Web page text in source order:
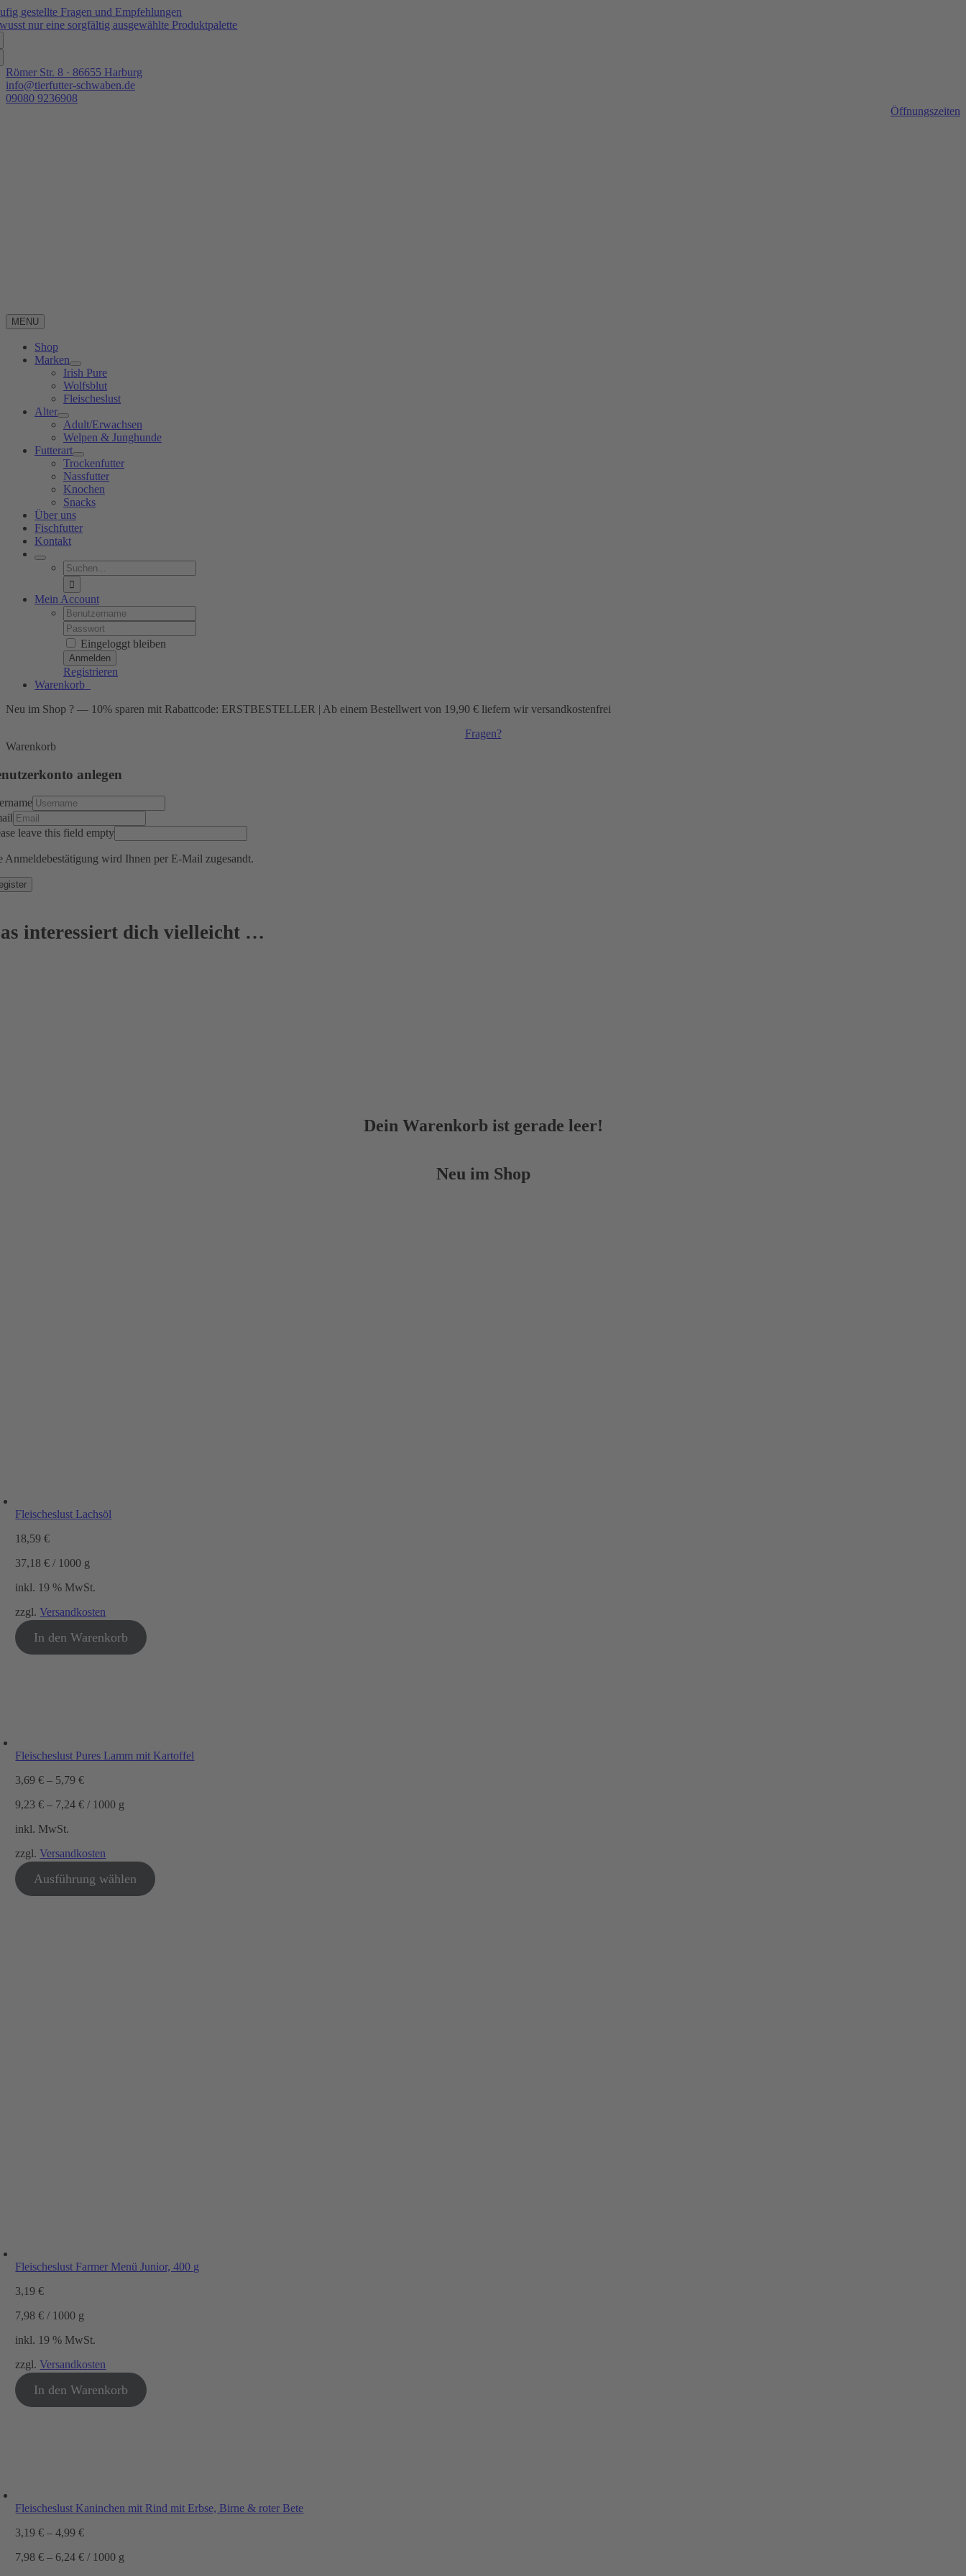
Zum
Inhalt
gestellte Fragen und Empfehlungen
nur eine sorgfältig ausgewählte Produktpalette
Römer Str. 8 · 86655 Harburg
info@tierfutter-schwaben.de
09080 9236908
Öffnungszeiten
MENU
Shop
Marken
Irish Pure
Wolfsblut
Fleischeslust
Alter
Adult/Erwachsen
Welpen & Junghunde
Futterart
Trockenfutter
Nassfutter
Knochen
Snacks
Über uns
Fischfutter
Kontakt
Suche
nach:
Mein Account
Username:
Password:
Eingeloggt bleiben
Registrieren
Warenkorb
Neu im Shop ? — 10% sparen mit Rabattcode: ERSTBESTELLER | Ab einem Bestellwert von 19,90 € liefern wir versandkostenfrei
Fragen?
Warenkorb
anlegen
leave this field empty
Anmeldebestätigung wird Ihnen per E-Mail zugesandt.
interessiert dich vielleicht …
Dein Warenkorb ist gerade leer!
Neu im Shop
Fleischeslust Lachsöl
18,59€
37,18€ / 1000 g
inkl. 19 % MwSt.
zzgl.Versandkosten
In den Warenkorb
Fleischeslust Pures Lamm mit Kartoffel
3,69€ – 5,79€
9,23€ – 7,24€ / 1000 g
inkl. MwSt.
zzgl.Versandkosten
Ausführung wählen
Fleischeslust Farmer Menü Junior, 400 g
3,19€
7,98€ / 1000 g
inkl. 19 % MwSt.
zzgl.Versandkosten
In den Warenkorb
Fleischeslust Kaninchen mit Rind mit Erbse, Birne & roter Bete
3,19€ –4,99€
7,98€ – 6,24€ / 1000 g